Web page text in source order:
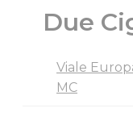
Due
Viale
MC